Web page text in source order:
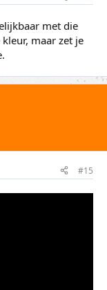
met die
maar zet je
#15